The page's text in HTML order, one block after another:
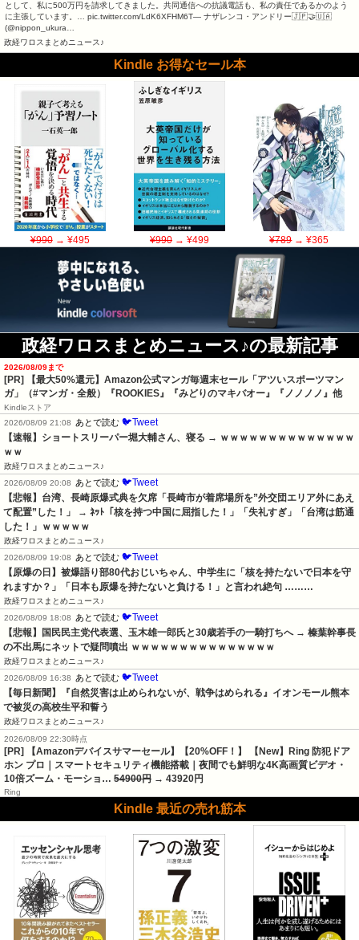
として、私に500万円を請求してきました。共同通信への抗議電話も、私の責任であるかのよう
に主張しています。… pic.twitter.com/LdK6XFHM6T— ナザレンコ・アンドリー🇯🇵🤝🇺🇦
(@nippon_ukura…
政経ワロスまとめニュース♪
Kindle お得なセール本
¥990→ ¥495 ¥990→ ¥499 ¥789→ ¥365
政経ワロスまとめニュース♪の最新記事
2026/08/09まで
[PR]
【最大50%還元】Amazon公式マンガ毎週末セール「アツいスポーツマン
ガ」（#マンガ・全般）『ROOKIES』『みどりのマキバオー』『ノノノノ』他
Kindleストア
2026/08/09 21:08
あとで読む 🐦Tweet
【速報】ショートスリーパー堀大輔さん、寝る → ｗｗｗｗｗｗｗｗｗｗｗｗｗｗ
ｗｗ
政経ワロスまとめニュース♪
2026/08/09 20:08
あとで読む 🐦Tweet
【悲報】台湾、長崎原爆式典を欠席「長崎市が着席場所を”外交団エリア外にあえ
て配置”した！」 → ﾈｯﾄ「核を持つ中国に屈指した！」「失礼すぎ」「台湾は筋通
した！」ｗｗｗｗｗ
政経ワロスまとめニュース♪
2026/08/09 19:08
あとで読む 🐦Tweet
【原爆の日】被爆語り部80代おじいちゃん、中学生に「核を持たないで日本を守
れますか？」「日本も原爆を持たないと負ける！」と言われ絶句 ………
政経ワロスまとめニュース♪
2026/08/09 18:08
あとで読む 🐦Tweet
【悲報】国民民主党代表選、玉木雄一郎氏と30歳若手の一騎打ちへ → 榛葉幹事長
の不出馬にネットで疑問噴出 ｗｗｗｗｗｗｗｗｗｗｗｗｗｗｗ
政経ワロスまとめニュース♪
2026/08/09 16:38
あとで読む 🐦Tweet
【毎日新聞】『自然災害は止められないが、戦争はめられる』イオンモール熊本
で被災の高校生平和誓う
政経ワロスまとめニュース♪
2026/08/09 22:30時点
[PR] 【Amazonデバイスサマーセール】【20%OFF！】 【New】Ring 防犯ドア
ホン プロ｜スマートセキュリティ機能搭載｜夜間でも鮮明な4K高画質ビデオ・
10倍ズーム・モーショ… 54900円 → 43920円
Ring
Kindle 最近の売れ筋本